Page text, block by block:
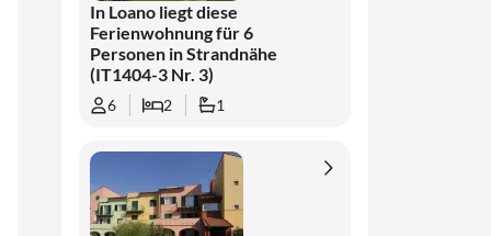
In Loano liegt diese
Ferienwohnung für 6
Personen in Strandnähe
(IT1404-3 Nr. 3)
6 2 1